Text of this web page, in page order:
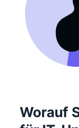
Worauf